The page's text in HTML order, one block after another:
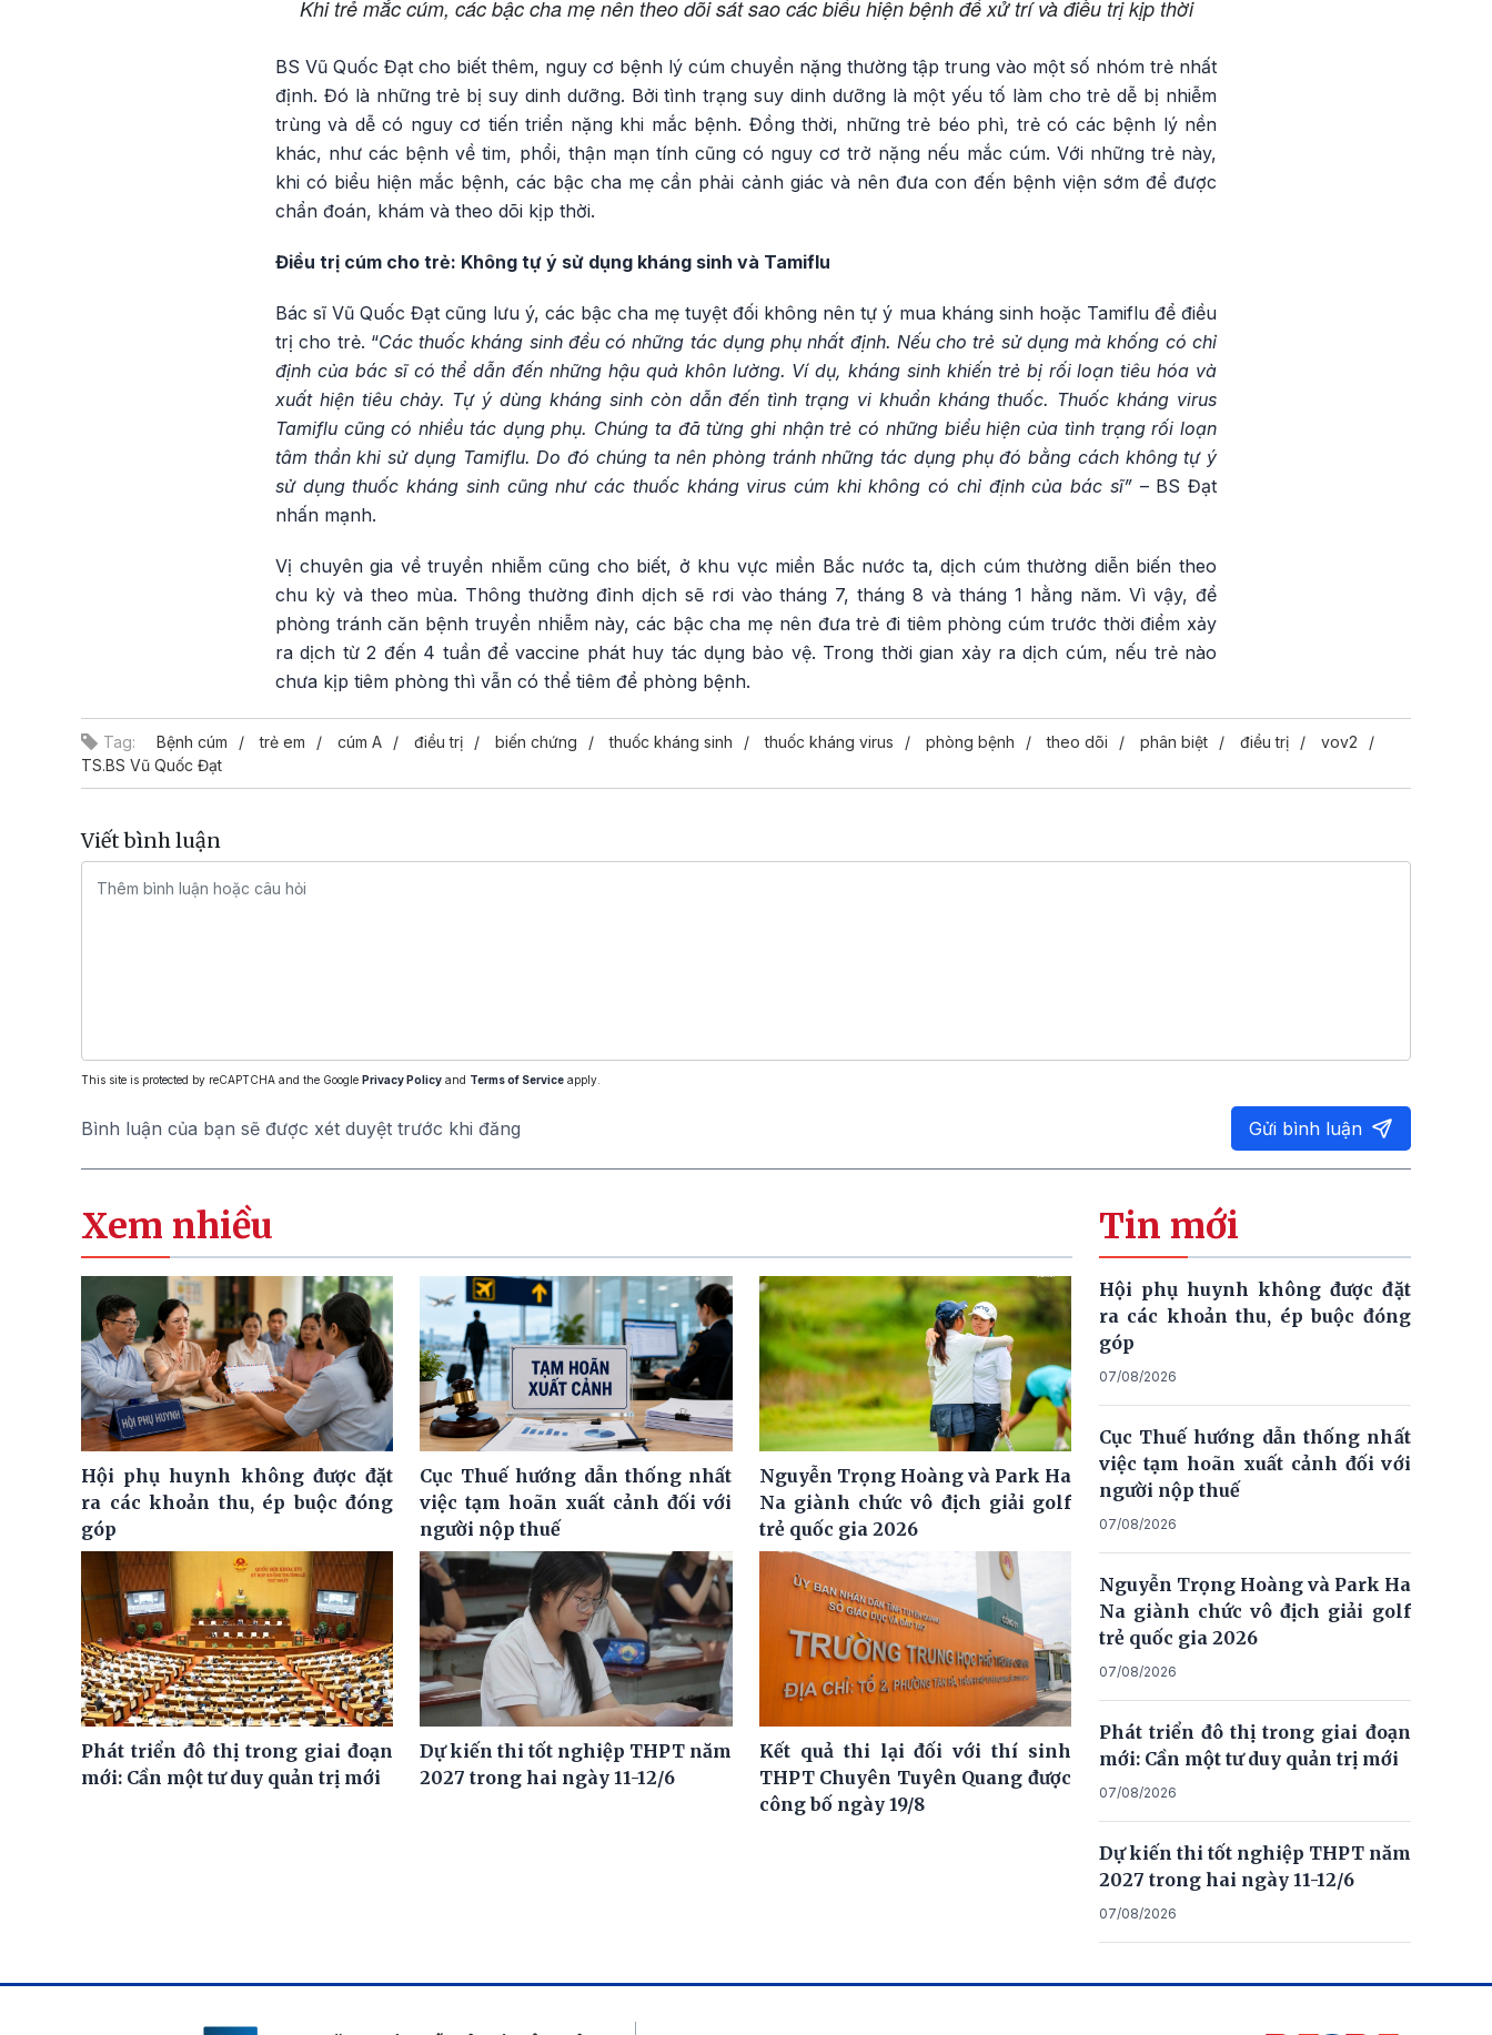
Khi trẻ mắc cúm, các bậc cha mẹ nên theo dõi sát sao các biểu hiện bệnh để xử trí và điều trị kịp thời
BS Vũ Quốc Đạt cho biết thêm, nguy cơ bệnh lý cúm chuyển nặng thường tập trung vào một số nhóm trẻ nhất
định. Đó là những trẻ bị suy dinh dưỡng. Bởi tình trạng suy dinh dưỡng là một yếu tố làm cho trẻ dễ bị nhiễm
trùng và dễ có nguy cơ tiến triển nặng khi mắc bệnh. Đồng thời, những trẻ béo phì, trẻ có các bệnh lý nền
khác, như các bệnh về tim, phổi, thận mạn tính cũng có nguy cơ trở nặng nếu mắc cúm. Với những trẻ này,
khi có biểu hiện mắc bệnh, các bậc cha mẹ cần phải cảnh giác và nên đưa con đến bệnh viện sớm để được
chẩn đoán, khám và theo dõi kịp thời.
Điều trị cúm cho trẻ: Không tự ý sử dụng kháng sinh và Tamiflu
Bác sĩ Vũ Quốc Đạt cũng lưu ý, các bậc cha mẹ tuyệt đối không nên tự ý mua kháng sinh hoặc Tamiflu để điều
trị cho trẻ. “Các thuốc kháng sinh đều có những tác dụng phụ nhất định. Nếu cho trẻ sử dụng mà khống có chỉ
định của bác sĩ có thể dẫn đến những hậu quả khôn lường. Ví dụ, kháng sinh khiến trẻ bị rối loạn tiêu hóa và
xuất hiện tiêu chảy. Tự ý dùng kháng sinh còn dẫn đến tình trạng vi khuẩn kháng thuốc. Thuốc kháng virus
Tamiflu cũng có nhiều tác dụng phụ. Chúng ta đã từng ghi nhận trẻ có những biểu hiện của tình trạng rối loạn
tâm thần khi sử dụng Tamiflu. Do đó chúng ta nên phòng tránh những tác dụng phụ đó bằng cách không tự ý
sử dụng thuốc kháng sinh cũng như các thuốc kháng virus cúm khi không có chỉ định của bác sĩ” – BS Đạt
nhấn mạnh.
Vị chuyên gia về truyền nhiễm cũng cho biết, ở khu vực miền Bắc nước ta, dịch cúm thường diễn biến theo
chu kỳ và theo mùa. Thông thường đỉnh dịch sẽ rơi vào tháng 7, tháng 8 và tháng 1 hằng năm. Vì vậy, để
phòng tránh căn bệnh truyền nhiễm này, các bậc cha mẹ nên đưa trẻ đi tiêm phòng cúm trước thời điểm xảy
ra dịch từ 2 đến 4 tuần để vaccine phát huy tác dụng bảo vệ. Trong thời gian xảy ra dịch cúm, nếu trẻ nào
chưa kịp tiêm phòng thì vẫn có thể tiêm để phòng bệnh.
Tag: Bệnh cúm trẻ em cúm A điều trị biến chứng thuốc kháng sinh thuốc kháng virus phòng bệnh theo dõi phân biệt điều trị
vov2
TS.BS Vũ Quốc Đạt
Viết bình luận
This site is protected by reCAPTCHA and the Google Privacy Policy and Terms of Service apply.
Bình luận của bạn sẽ được xét duyệt trước khi đăng Gửi bình luận
Xem nhiều
Hội phụ huynh không được đặt
ra các khoản thu, ép buộc đóng
góp
Cục Thuế hướng dẫn thống nhất
việc tạm hoãn xuất cảnh đối với
người nộp thuế
Nguyễn Trọng Hoàng và Park Ha
Na giành chức vô địch giải golf
trẻ quốc gia 2026
Phát triển đô thị trong giai đoạn
mới: Cần một tư duy quản trị mới
Dự kiến thi tốt nghiệp THPT năm
2027 trong hai ngày 11-12/6
Kết quả thi lại đối với thí sinh
THPT Chuyên Tuyên Quang được
công bố ngày 19/8
Tin mới
Hội phụ huynh không được đặt
ra các khoản thu, ép buộc đóng
góp
07/08/2026
Cục Thuế hướng dẫn thống nhất
việc tạm hoãn xuất cảnh đối với
người nộp thuế
07/08/2026
Nguyễn Trọng Hoàng và Park Ha
Na giành chức vô địch giải golf
trẻ quốc gia 2026
07/08/2026
Phát triển đô thị trong giai đoạn
mới: Cần một tư duy quản trị mới
07/08/2026
Dự kiến thi tốt nghiệp THPT năm
2027 trong hai ngày 11-12/6
07/08/2026